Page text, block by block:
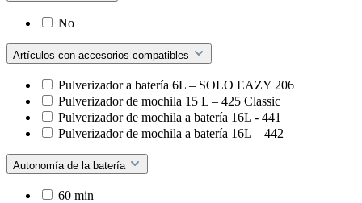
No
Artículos con accesorios compatibles
Pulverizador a batería 6L – SOLO EAZY 206
Pulverizador de mochila 15 L – 425 Classic
Pulverizador de mochila a batería 16L - 441
Pulverizador de mochila a batería 16L – 442
Autonomía de la batería
60 min